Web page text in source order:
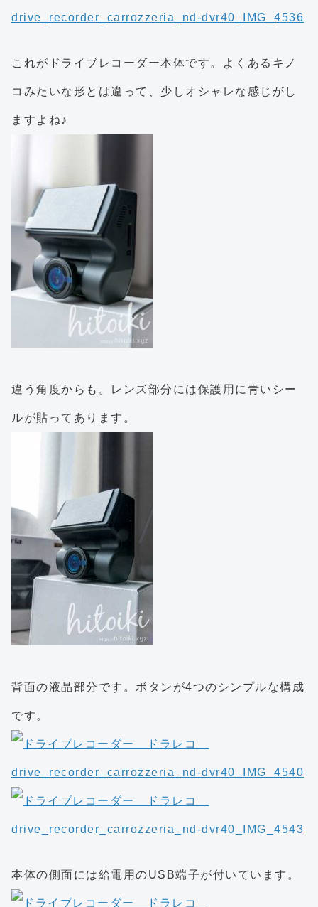
これがドライブレコーダー本体です。よくあるキノ
コみたいな形とは違って、少しオシャレな感じがし
ますよね♪
違う角度からも。レンズ部分には保護用に青いシー
ルが貼ってあります。
背面の液晶部分です。ボタンが4つのシンプルな構成
です。
本体の側面には給電用のUSB端子が付いています。